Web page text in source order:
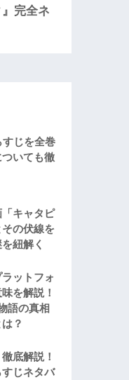
完全ネ
すじを全巻
いても徹
「キャタピ
の伏線を
紐解く
ラットフォ
を解説！
語の真相
？
底解説！
じネタバ